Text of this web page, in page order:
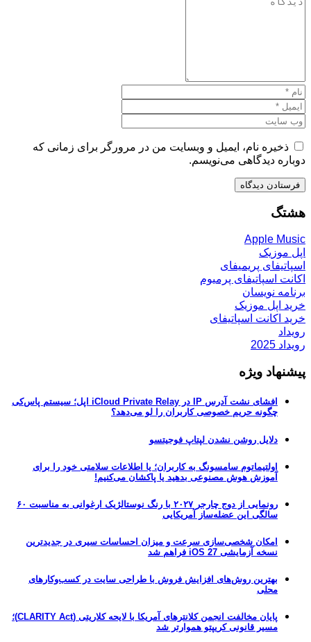
ذخیره نام، ایمیل و وبسایت من در مرورگر برای زمانی که
دوباره دیدگاهی می‌نویسم.
هشتگ
Apple Music
اپل موزیک
اسپاتیفای پریمیفای
اکانت اسپاتیفای پرمیوم
برنامه نویسان
خرید اپل موزیک
خرید اکانت اسپاتیفای
رویداد
رویداد 2025
پیشنهاد ویژه
افشای نشت آدرس IP در iCloud Private Relay اپل؛ سیستم پاس‌کی
چگونه حریم خصوصی کاربران را لو می‌دهد؟
دلایل روشن نشدن لپتاپ فوجیتسو
اولتیماتوم سامسونگ به کاربران؛ یا اطلاعات سلامتی خود را برای
آموزش هوش مصنوعی بدهید یا پاکشان می‌کنیم!
رونمایی از دوج چارجر ۲۰۲۷ با رنگ نوستالژیک ارغوانی به مناسبت ۶۰
سالگی این عضله‌ساز آمریکایی
امکان شخصی‌سازی سرعت و میزان احساسات سیری در جدیدترین
نسخه آزمایشی iOS 27 فراهم شد
بهترین روش‌های افزایش فروش با طراحی سایت در کسب‌وکارهای
محلی
پایان مخالفت انجمن کلانترهای آمریکا با لایحه کلاریتی (CLARITY Act)؛
مسیر قانونی کریپتو هموارتر شد